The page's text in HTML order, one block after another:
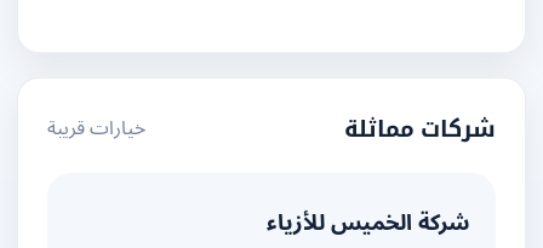
شركات مماثلة خيارات قريبة
شركة الخميس للأزياء